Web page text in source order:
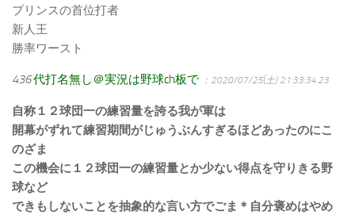
プリンスの首位打者
新人王
勝率ワースト
436代打名無し＠実況は野球ch板で ：2020/07/25(土) 21:33:34.23
自称１２球団一の練習量を誇る我が軍は
開幕がずれて練習期間がじゅうぶんすぎるほどあったのにこ
のざま
この機会に１２球団一の練習量とか少ない得点を守りきる野
球など
できもしないことを抽象的な言い方でごま＊自分褒めはやめ